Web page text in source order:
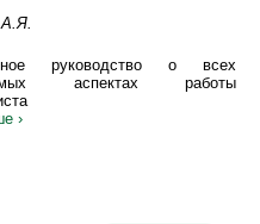
А.Я.
руководство о всех
аспектах работы
›